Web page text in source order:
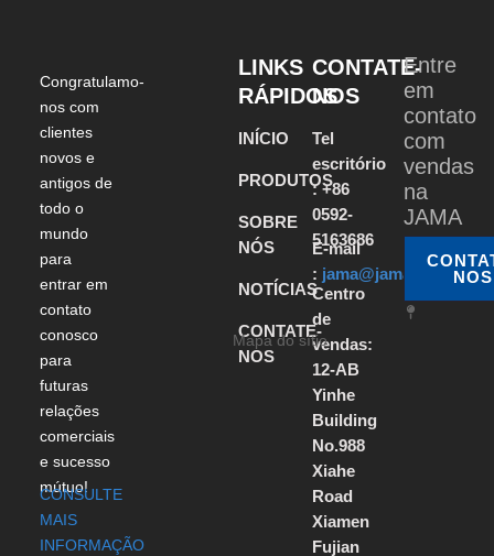
Congratulamo-
nos com
clientes
novos e
antigos de
todo o
mundo
para
entrar em
contato
conosco
para
futuras
relações
comerciais
e sucesso
mútuo!
CONSULTE
MAIS
INFORMAÇÃO
LINKS
RÁPIDOS
INÍCIO
PRODUTOS
SOBRE
NÓS
NOTÍCIAS
CONTATE-
NOS
CONTATE-
NOS
Tel
escritório
: +86
0592-
5163686
E-mail
:
Centro
de
vendas:
12-AB
Yinhe
Building
No.988
Xiahe
Road
Xiamen
Fujian
Entre
em
contato
com
vendas
na
JAMA
NOS
Mapa do sítio